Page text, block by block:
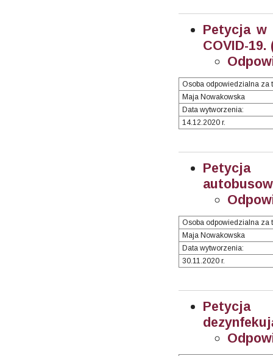
Petycja w
COVID-19.
Osoba odpowiedzialna za
Maja Nowakowska
Data wytworzenia:
14.12.2020 r.
Petycja
Osoba odpowiedzialna za
Maja Nowakowska
Data wytworzenia:
30.11.2020 r.
Petycja